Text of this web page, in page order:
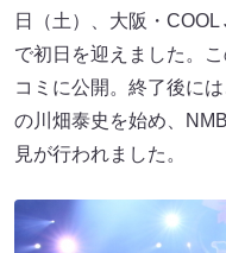
日（土）、大阪・
で初日を迎えました。
コミに公開。終了後に
の川畑泰史を始め、
見が行われました。